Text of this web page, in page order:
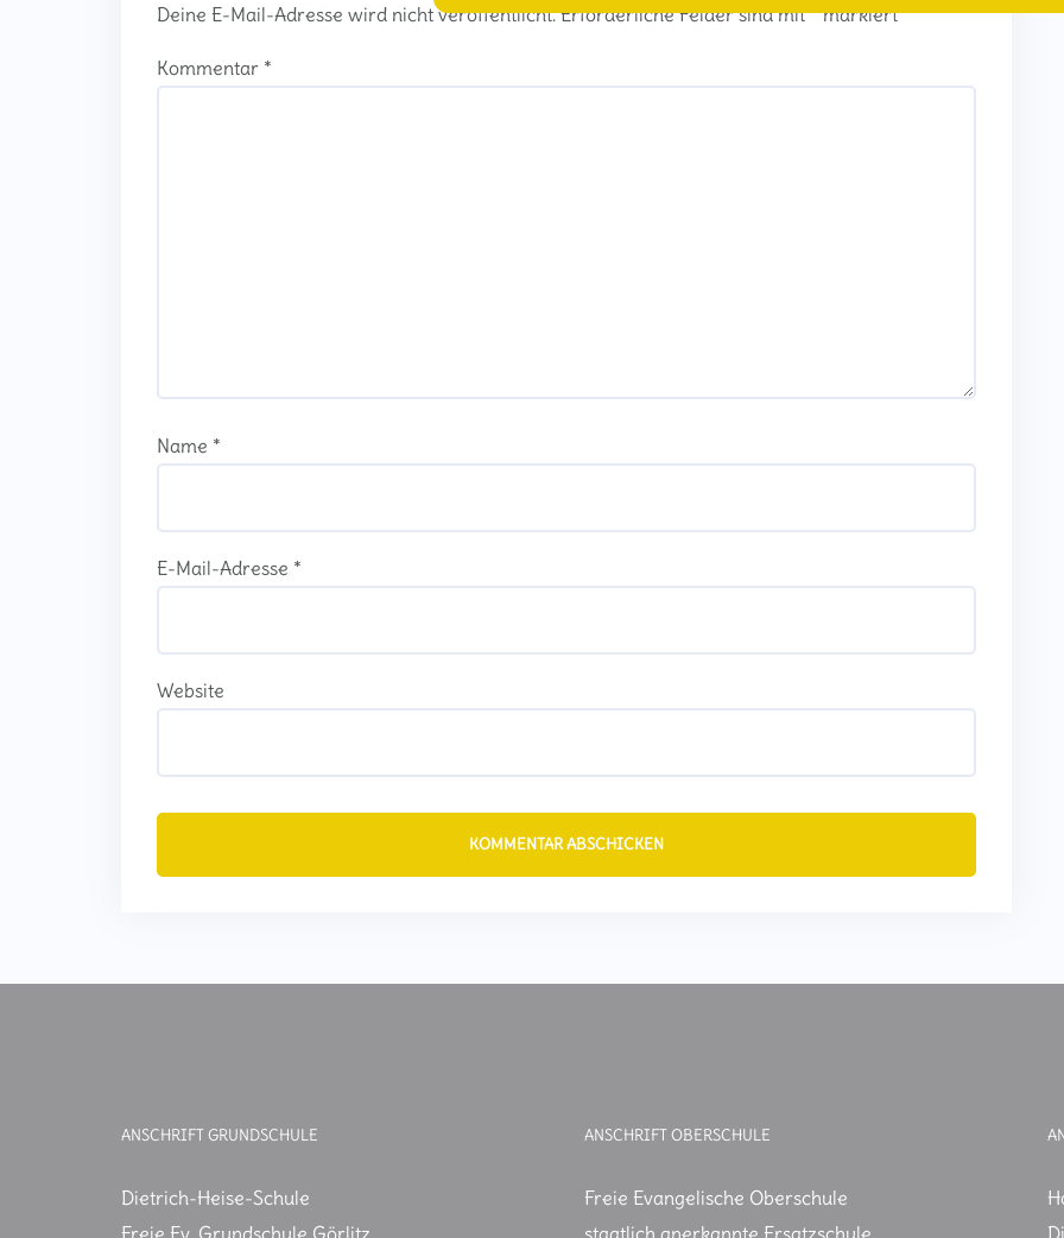
Deine E-Mail-Adresse wird nicht veröffentlicht. Erforderliche Felder sind mit*markiert
Kommentar *
Name *
E-Mail-Adresse *
Website
ANSCHRIFT GRUNDSCHULE
Dietrich-Heise-Schule
Freie Ev. Grundschule Görlitz
ANSCHRIFT OBERSCHULE
Freie Evangelische Oberschule
staatlich anerkannte Ersatzschule